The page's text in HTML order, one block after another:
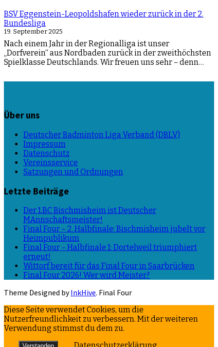
BSV Eggenstein-Leopoldshafen wieder zurück in der 2.
Bundesliga
19. September 2025
Nach einem Jahr in der Regionalliga ist unser
„Dorfverein“ aus Nordbaden zurück in der zweithöchsten
Spielklasse Deutschlands. Wir freuen uns sehr – denn…
Über uns
Deutscher Badminton Liga Verband (DBLV)
Impressum
Datenschutz
Vereinsservice
Satzungen und Ordnungen
Letzte Beiträge
Der 1.BC Bischmisheim ist Deutscher
MAnnschaftsmeister!
Final Four – 2. Halbfinale: Bischmisheim jubelt vor
Heimpublikum
Final Four – Halbfinale 1: Dortelweil triumphiert
erneut!
Wittorf bereit für das Final Four in Saarbrücken
Final Four 2026! Wer wird Meister?
Theme Designed byInkHive. Final Four
Diese Seite verwendet Cookies, um die
Nutzerfreundlichkeit zu verbessern. Mit der weiteren
Verwendung stimmst du dem zu.